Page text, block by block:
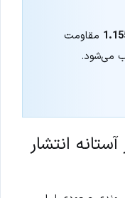
مقاومت
انتشار